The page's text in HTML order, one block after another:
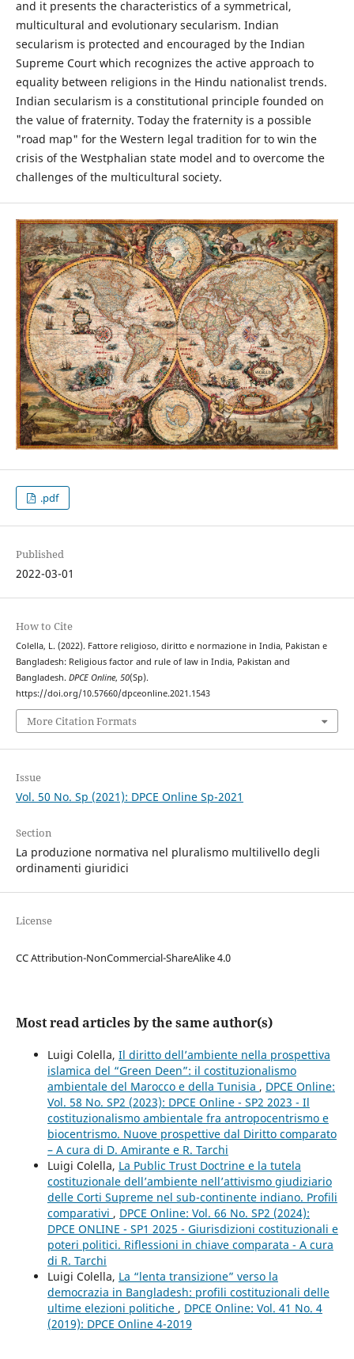
and it presents the characteristics of a symmetrical,
multicultural and evolutionary secularism. Indian
secularism is protected and encouraged by the Indian
Supreme Court which recognizes the active approach to
equality between religions in the Hindu nationalist trends.
Indian secularism is a constitutional principle founded on
the value of fraternity. Today the fraternity is a possible
"road map" for the Western legal tradition for to win the
crisis of the Westphalian state model and to overcome the
challenges of the multicultural society.
.pdf
Published
2022-03-01
How to Cite
Colella, L. (2022). Fattore religioso, diritto e normazione in India, Pakistan e
Bangladesh: Religious factor and rule of law in India, Pakistan and
Bangladesh. DPCE Online, 50(Sp).
https://doi.org/10.57660/dpceonline.2021.1543
More Citation Formats
Issue
Vol. 50 No. Sp (2021): DPCE Online Sp-2021
Section
La produzione normativa nel pluralismo multilivello degli
ordinamenti giuridici
License
CC Attribution-NonCommercial-ShareAlike 4.0
Most read articles by the same author(s)
Luigi Colella, Il diritto dell’ambiente nella prospettiva
islamica del “Green Deen”: il costituzionalismo
ambientale del Marocco e della Tunisia , DPCE Online:
Vol. 58 No. SP2 (2023): DPCE Online - SP2 2023 - Il
costituzionalismo ambientale fra antropocentrismo e
biocentrismo. Nuove prospettive dal Diritto comparato
– A cura di D. Amirante e R. Tarchi
Luigi Colella, La Public Trust Doctrine e la tutela
costituzionale dell’ambiente nell’attivismo giudiziario
delle Corti Supreme nel sub-continente indiano. Profili
comparativi , DPCE Online: Vol. 66 No. SP2 (2024):
DPCE ONLINE - SP1 2025 - Giurisdizioni costituzionali e
poteri politici. Riflessioni in chiave comparata - A cura
di R. Tarchi
Luigi Colella, La “lenta transizione” verso la
democrazia in Bangladesh: profili costituzionali delle
ultime elezioni politiche , DPCE Online: Vol. 41 No. 4
(2019): DPCE Online 4-2019